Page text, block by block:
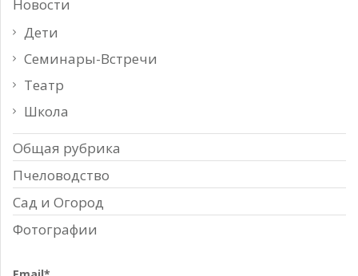
Новости
Дети
Семинары-Встречи
Театр
Школа
Общая рубрика
Пчеловодство
Сад и Огород
Фотографии